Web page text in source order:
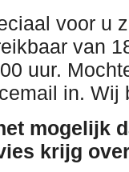
voor u
van
uur.
in.
mogelijk
krijg